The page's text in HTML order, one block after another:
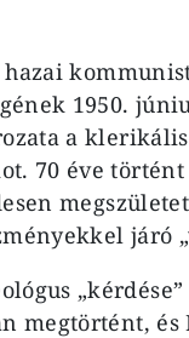
hazai
1950.
a
70 éve
járó
megtörtént,